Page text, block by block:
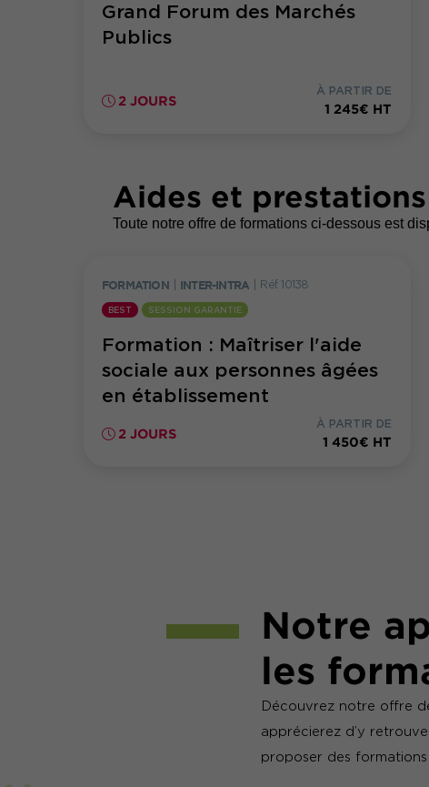
Grand Forum des Marchés
Publics
2 JOURS
À PARTIR DE
1 245€ HT
Aides et
Toute notre offre de formations ci-dessous est
FORMATION INTER-INTRA Réf. 10138
BEST SESSION GARANTIE
Formation : Maîtriser l'aide
sociale aux personnes âgées
en établissement
2 JOURS
À PARTIR DE
1 450€ HT
Notre
les
Découvrez notre offre
apprécierez d’y
proposer des